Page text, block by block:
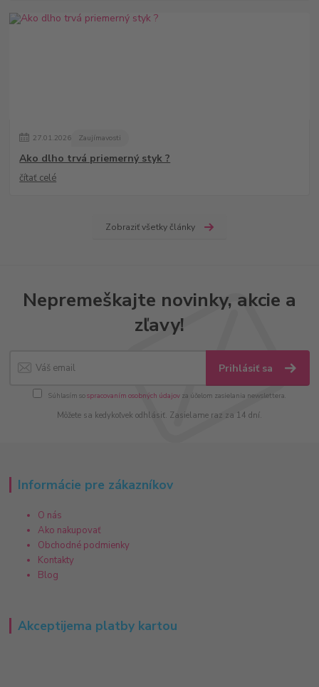
27.01.2026 Zaujímavosti
Ako dlho trvá priemerný styk ?
čítať celé
Zobraziť všetky články
Nepremeškajte novinky, akcie a
zľavy!
Prihlásiť sa
Súhlasím sospracovaním osobných údajov za účelom zasielania newslettera.
Môžete sa kedykoľvek odhlásiť. Zasielame raz za 14 dní.
Informácie pre zákazníkov
O nás
Ako nakupovať
Obchodné podmienky
Kontakty
Blog
Akceptijema platby kartou